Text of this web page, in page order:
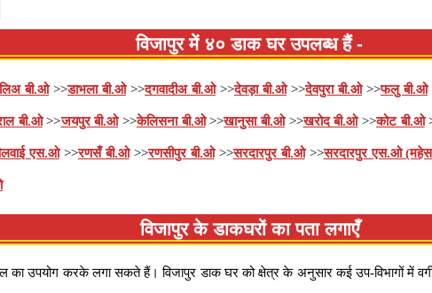
विजापुर में ४० डाक घर उपलब्ध हैं -
बी.ओ>>डाभला बी.ओ>>दगवादीअ बी.ओ>>देवड़ा बी.ओ>>देवपुरा बी.ओ>>फलु बी.ओ
बी.ओ>>जयपुर बी.ओ>>केलिसना बी.ओ>>खानुसा बी.ओ>>खरोद बी.ओ>>कोट बी.ओ
एस.ओ>>रणसँ बी.ओ>>रणसीपुर बी.ओ>>सरदारपुर बी.ओ>>सरदारपुर एस.ओ
विजापुर के डाकघरों का पता लगाएँ
उपयोग करके लगा सकते हैं। विजापुर डाक घर को क्षेत्र के अनुसार कई उप-विभागों में